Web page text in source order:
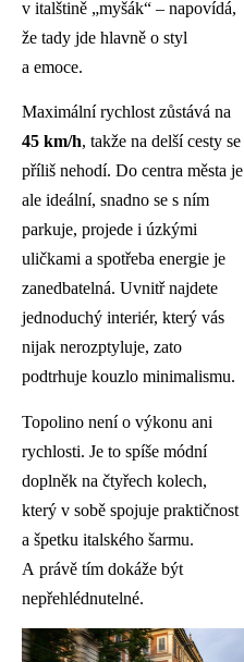
v italštině „myšák“ – napovídá,
že tady jde hlavně o styl
a emoce.
Maximální rychlost zůstává na
45 km/h, takže na delší cesty se
příliš nehodí. Do centra města je
ale ideální, snadno se s ním
parkuje, projede i úzkými
uličkami a spotřeba energie je
zanedbatelná. Uvnitř najdete
jednoduchý interiér, který vás
nijak nerozptyluje, zato
podtrhuje kouzlo minimalismu.
Topolino není o výkonu ani
rychlosti. Je to spíše módní
doplněk na čtyřech kolech,
který v sobě spojuje praktičnost
a špetku italského šarmu.
A právě tím dokáže být
nepřehlédnutelné.